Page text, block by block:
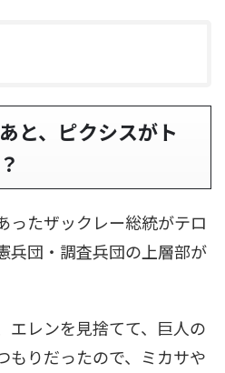
と、ピクシスがト
ったザックレー総統がテロ
兵団・調査兵団の上層部が
エレンを見捨てて、巨人の
もりだったので、ミカサや